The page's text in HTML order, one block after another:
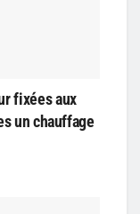
fixées aux
un chauffage